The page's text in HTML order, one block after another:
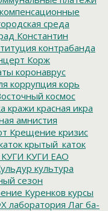
компенсационные
среда
Константин
контрабанда
Корж
коронаврус
коррупция корь
космос
кражи красная икра
амнистия
Крещение кризис
крытый_каток
КУГИ КУГИ ЕАО
культура
сезон
Куренков курсы
лаборатория Лаг ба-